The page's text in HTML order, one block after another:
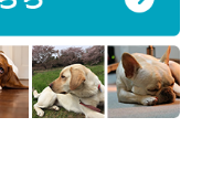
腹がすいた」と食べ物を
めるのは、そのときの名
慕っているのでしょう。